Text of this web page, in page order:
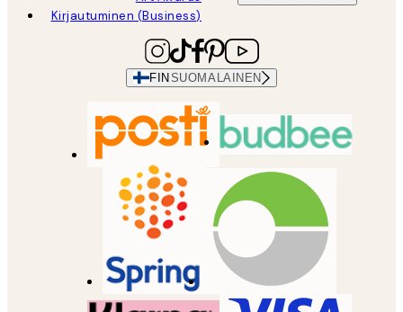
Kirjautuminen (Business)
FIN SUOMALAINEN